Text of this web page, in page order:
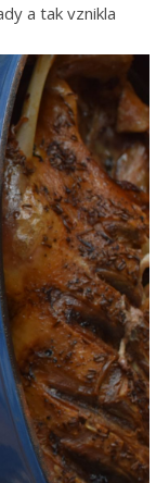
a tak vznikla